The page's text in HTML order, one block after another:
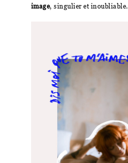
image, singulier et inoubliable.